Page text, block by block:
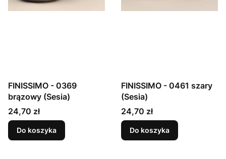
FINISSIMO - 0369
brązowy (Sesia)
Cena
24,70 zł
Do koszyka
FINISSIMO - 0461 szary
(Sesia)
Cena
24,70 zł
Do koszyka